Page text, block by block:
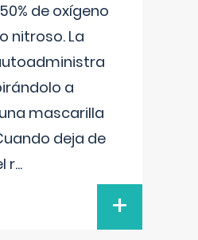
de oxígeno
nitroso. La
a
mascarilla
deja de
r...
+